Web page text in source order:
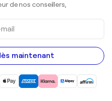
de nos conseillers,
maintenant